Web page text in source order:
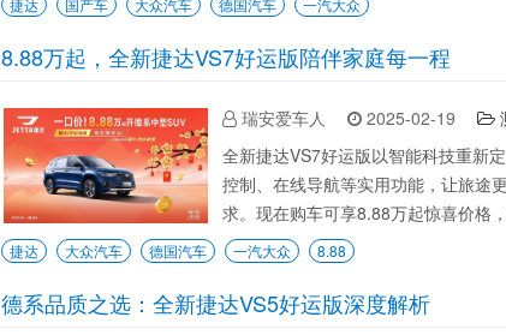
捷达 国产车 大众汽车 德国汽车 一汽大众
8.88万起，全新捷达VS7好运版陪伴家庭每一程
瑞安爱车人 2025-02-19
全新捷达VS7好运版以智能科技重新
控制、在线导航等实用功能，让旅途
求。现在购车可享8.88万起惊喜价格
捷达 大众汽车 德国汽车 一汽大众 8.88
德系品质之选：全新捷达VS5好运版深度解析